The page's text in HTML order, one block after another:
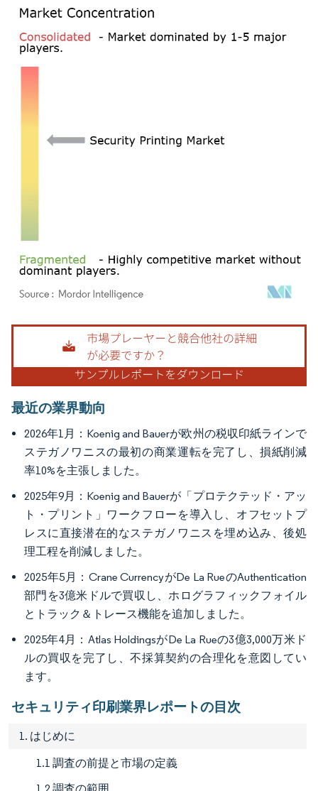
画像 © Mordor Intelligence。再利用にはCC BY 4.0の表示が必要です。
最近の業界動向
2026年1月：Koenig and Bauerが欧州の税収印紙ラインで
ステガノワニスの最初の商業運転を完了し、損紙削減
率10%を主張しました。
2025年9月：Koenig and Bauerが「プロテクテッド・アッ
ト・プリント」ワークフローを導入し、オフセットプ
レスに直接潜在的なステガノワニスを埋め込み、後処
理工程を削減しました。
2025年5月：Crane CurrencyがDe La RueのAuthentication
部門を3億米ドルで買収し、ホログラフィックフォイル
とトラック＆トレース機能を追加しました。
2025年4月：Atlas HoldingsがDe La Rueの3億3,000万米ド
ルの買収を完了し、不採算契約の合理化を意図してい
ます。
セキュリティ印刷業界レポートの目次
1. はじめに
1.1 調査の前提と市場の定義